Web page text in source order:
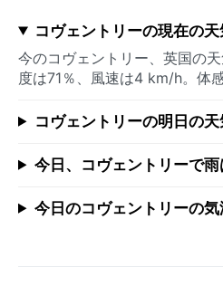
コヴェントリーの現在の天
今のコヴェントリー、英国の
度は71％、風速は4 km/h。体
コヴェントリーの明日の天
今日、コヴェントリーで雨
今日のコヴェントリーの気